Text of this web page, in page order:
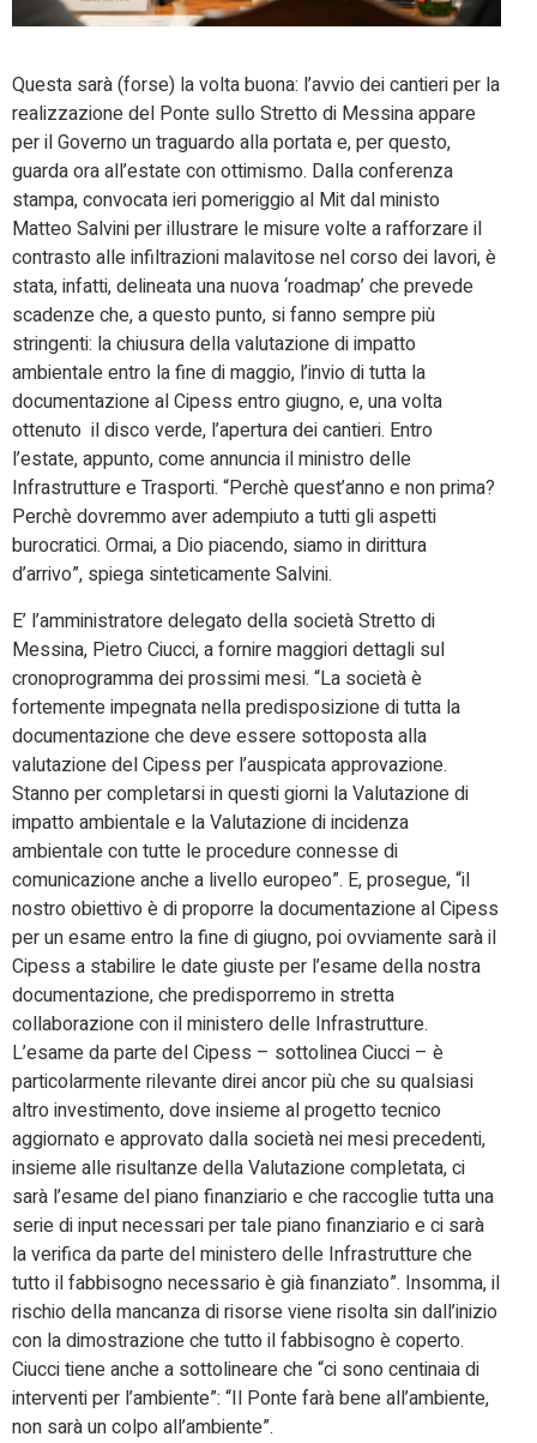
Questa sarà (forse) la volta buona: l’avvio dei cantieri per la
realizzazione del Ponte sullo Stretto di Messina appare
per il Governo un traguardo alla portata e, per questo,
guarda ora all’estate con ottimismo. Dalla conferenza
stampa, convocata ieri pomeriggio al Mit dal ministo
Matteo Salvini per illustrare le misure volte a rafforzare il
contrasto alle infiltrazioni malavitose nel corso dei lavori, è
stata, infatti, delineata una nuova ‘roadmap’ che prevede
scadenze che, a questo punto, si fanno sempre più
stringenti: la chiusura della valutazione di impatto
ambientale entro la fine di maggio, l’invio di tutta la
documentazione al Cipess entro giugno, e, una volta
ottenuto il disco verde, l’apertura dei cantieri. Entro
l’estate, appunto, come annuncia il ministro delle
Infrastrutture e Trasporti. “Perchè quest’anno e non prima?
Perchè dovremmo aver adempiuto a tutti gli aspetti
burocratici. Ormai, a Dio piacendo, siamo in dirittura
d’arrivo”, spiega sinteticamente Salvini.
E’ l’amministratore delegato della società Stretto di
Messina, Pietro Ciucci, a fornire maggiori dettagli sul
cronoprogramma dei prossimi mesi. “La società è
fortemente impegnata nella predisposizione di tutta la
documentazione che deve essere sottoposta alla
valutazione del Cipess per l’auspicata approvazione.
Stanno per completarsi in questi giorni la Valutazione di
impatto ambientale e la Valutazione di incidenza
ambientale con tutte le procedure connesse di
comunicazione anche a livello europeo”. E, prosegue, “il
nostro obiettivo è di proporre la documentazione al Cipess
per un esame entro la fine di giugno, poi ovviamente sarà il
Cipess a stabilire le date giuste per l’esame della nostra
documentazione, che predisporremo in stretta
collaborazione con il ministero delle Infrastrutture.
L’esame da parte del Cipess – sottolinea Ciucci – è
particolarmente rilevante direi ancor più che su qualsiasi
altro investimento, dove insieme al progetto tecnico
aggiornato e approvato dalla società nei mesi precedenti,
insieme alle risultanze della Valutazione completata, ci
sarà l’esame del piano finanziario e che raccoglie tutta una
serie di input necessari per tale piano finanziario e ci sarà
la verifica da parte del ministero delle Infrastrutture che
tutto il fabbisogno necessario è già finanziato”. Insomma, il
rischio della mancanza di risorse viene risolta sin dall’inizio
con la dimostrazione che tutto il fabbisogno è coperto.
Ciucci tiene anche a sottolineare che “ci sono centinaia di
interventi per l’ambiente”: “Il Ponte farà bene all’ambiente,
non sarà un colpo all’ambiente”.